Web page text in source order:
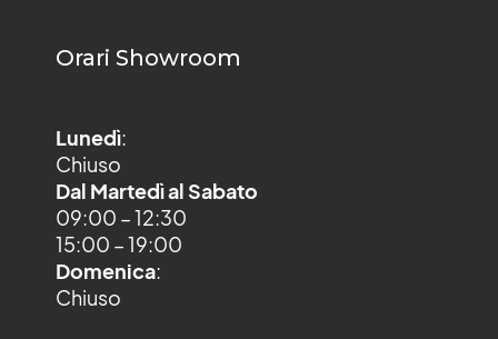
Orari Showroom
Lunedì:
Chiuso
Dal Martedì al Sabato
09:00 – 12:30
15:00 – 19:00
Domenica:
Chiuso